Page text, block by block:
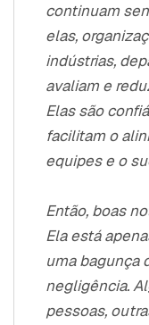
continuam
elas,
indústrias,
avaliam e
Elas são
facilitam o
equipes e o
Então, boas
Ela está
uma bagunça
negligência.
pessoas,